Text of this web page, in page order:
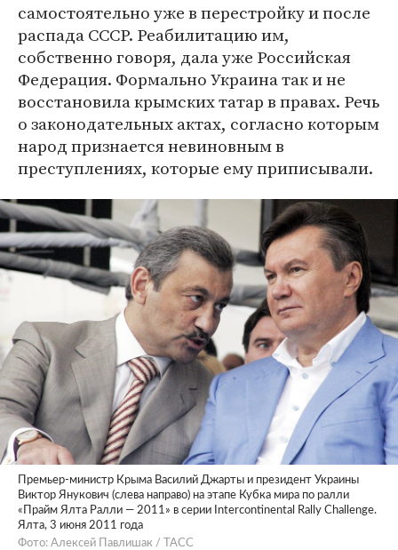
самостоятельно уже в перестройку и после
распада СССР. Реабилитацию им,
собственно говоря, дала уже Российская
Федерация. Формально Украина так и не
восстановила крымских татар в правах. Речь
о законодательных актах, согласно которым
народ признается невиновным в
преступлениях, которые ему приписывали.
Премьер-министр Крыма Василий Джарты и президент Украины
Виктор Янукович (слева направо) на этапе Кубка мира по ралли
«Прайм Ялта Ралли — 2011» в серии Intercontinental Rally Challenge.
Ялта, 3 июня 2011 года
Фото: Алексей Павлишак / ТАСС